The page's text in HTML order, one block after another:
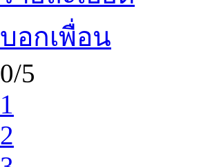
บอกเพื่อน
0/5
1
2